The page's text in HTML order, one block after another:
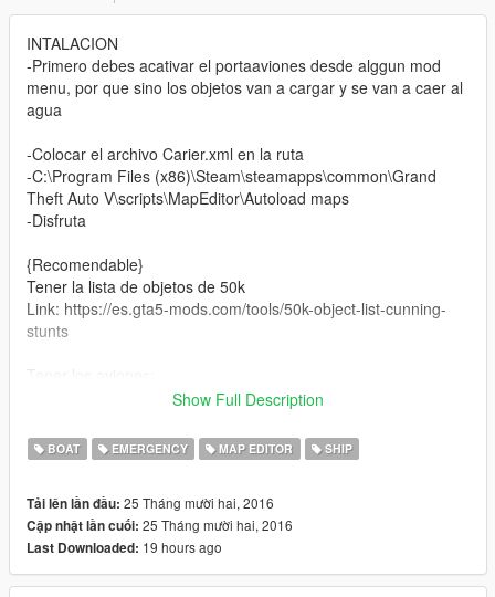
INTALACION
-Primero debes acativar el portaaviones desde alggun mod
menu, por que sino los objetos van a cargar y se van a caer al
agua
-Colocar el archivo Carier.xml en la ruta
-C:\Program Files (x86)\Steam\steamapps\common\Grand
Theft Auto V\scripts\MapEditor\Autoload maps
-Disfruta
{Recomendable}
Tener la lista de objetos de 50k
Link: https://es.gta5-mods.com/tools/50k-object-list-cunning-
stunts
F-22 Link: https://es.gta5-mods.com/vehicles/f-22-raptor
F-35:https://es.gta5-mods.com/vehicles/f-35b-lightning-ii-vtol
-First must happen the aircraft carrier from some mod menu,
so that the objects of a car and go from a falling into the water
- Place the file Carier.xml in the path
Show Full Description
BOAT EMERGENCY MAP EDITOR SHIP
Tải lên lần đầu: 25 Tháng mười hai, 2016
Cập nhật lần cuối: 25 Tháng mười hai, 2016
Last Downloaded: 19 hours ago